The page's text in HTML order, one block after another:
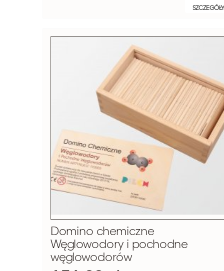
SZCZEGÓŁY
Domino chemiczne
Węglowodory i pochodne
węglowodorów